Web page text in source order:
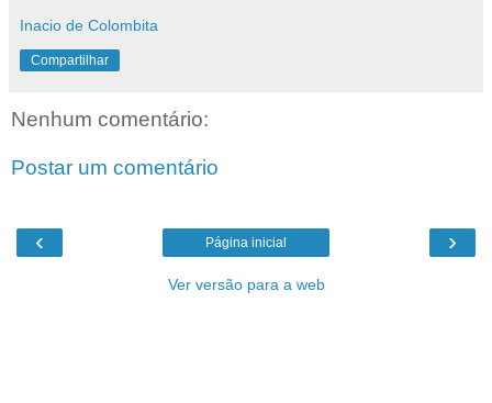
Inacio de Colombita
Compartilhar
Nenhum comentário:
Postar um comentário
‹ ›
Página inicial
Ver versão para a web